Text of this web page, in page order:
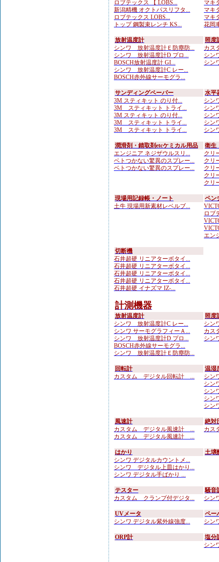
ロブテックス 【 LOBS...
新潟精機 オクトパスリフタ...
ロブテックス LOBS...
トップ 鋼製束レンチ KS...
マキ
マキ
マキ
花岡
放射温度計
シンワ 放射温度計Ｅ防塵防...
シンワ 放射温度計D プロ...
BOSCH放射温度計 GI...
シンワ 放射温度計C レー...
BOSCH赤外線サーモグラ...
照度
カス
シン
シン
サンディングペーパー
3M スティキット のり付...
3M スティキット トライ...
3M スティキット のり付...
3M スティキット トライ...
3M スティキット トライ...
水平
シン
シン
シン
シン
シン
潤滑剤・錆取剤etcケミカル用品
エンジニア ネジザウルスリ...
ベトつかない驚異のスプレー...
ベトつかない驚異のスプレー...
衛生
クリ
クリ
クリ
クリ
クリ
現場用記録帳・ノート
土牛 現場用新素材レベルブ...
ペン
ロブ
エン
切断機
石井超硬 リニアターボタイ...
石井超硬 リニアターボタイ...
石井超硬 リニアターボタイ...
石井超硬 リニアターボタイ...
石井超硬 イナズマ IZ-...
計測機器
放射温度計
シンワ 放射温度計C レー...
シンワ サーモグラフィーＡ...
シンワ 放射温度計D プロ...
BOSCH赤外線サーモグラ...
シンワ 放射温度計Ｅ防塵防...
照度
シン
カス
シン
回転計
カスタム デジタル回転計 ...
温湿
シン
シン
シン
シン
シン
風速計
カスタム デジタル風速計 ...
カスタム デジタル風速計 ...
絶対
カス
はかり
シンワ デジタルカウントメ...
シンワ デジタル上皿はかり...
シンワ デジタル手ばかり ...
土壌
テスター
カスタム クランプ付デジタ...
騒音
シン
UVメータ
シンワ デジタル紫外線強度...
ペー
シン
ORP計
塩分
シン